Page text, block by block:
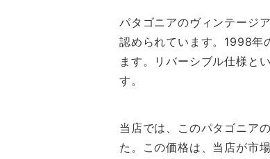
パタゴニアのヴィンテージ
認められています。1998年
ます。リバーシブル仕様と
す。
当店では、このパタゴニア
た。この価格は、当店が市